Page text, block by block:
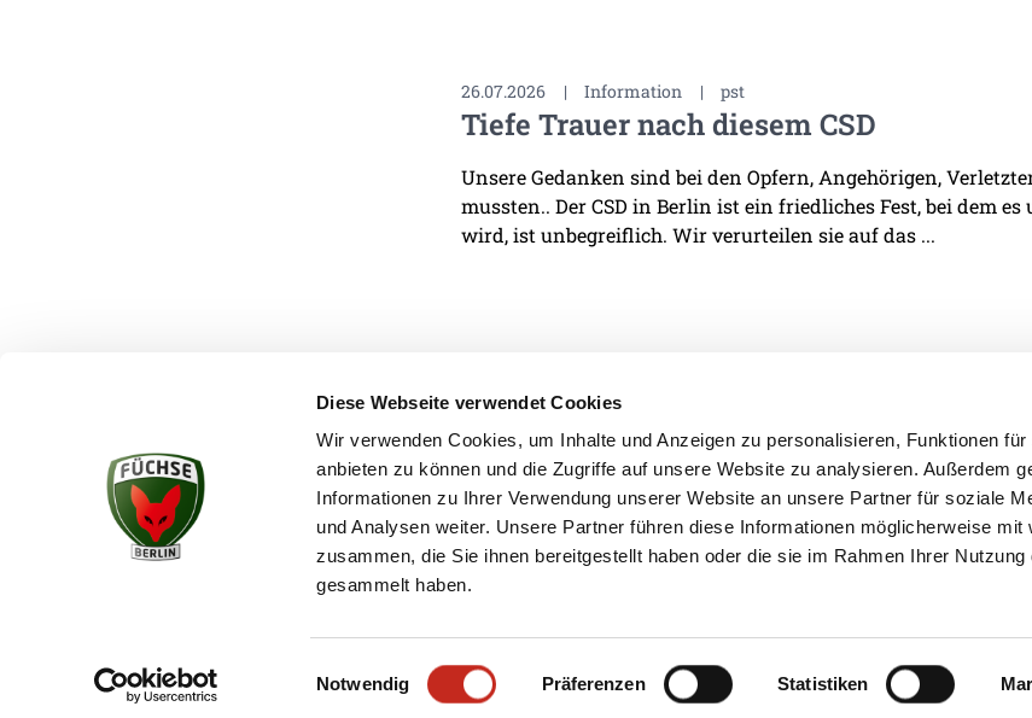
Diese Webseite verwendet Cookies
Wir verwenden Cookies, um Inhalte und Anzeigen zu personalisieren, Funktionen
anbieten zu können und die Zugriffe auf unsere Website zu analysieren. Außerdem
Informationen zu Ihrer Verwendung unserer Website an unsere Partner für soziale
und Analysen weiter. Unsere Partner führen diese Informationen möglicherweise mit
zusammen, die Sie ihnen bereitgestellt haben oder die sie im Rahmen Ihrer Nutzung
gesammelt haben.
Einwilligungsauswahl
Notwendig Präferenzen Statistiken
26.07.2026 | Information | pst
Tiefe Trauer nach diesem CSD
Unsere Gedanken sind bei den Opfern, Angehörigen,
mussten.. Der CSD in Berlin ist ein friedliches Fest, bei dem
wird, ist unbegreiflich. Wir verurteilen sie auf das ...
KONTAKT IMPRESSUM